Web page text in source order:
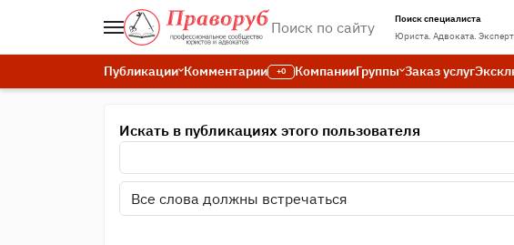
Поиск специалиста
Юриста. Адвоката.
Публикации Комментарии +0 КомпанииГруппы Заказ услуг
Искать в публикациях этого пользователя